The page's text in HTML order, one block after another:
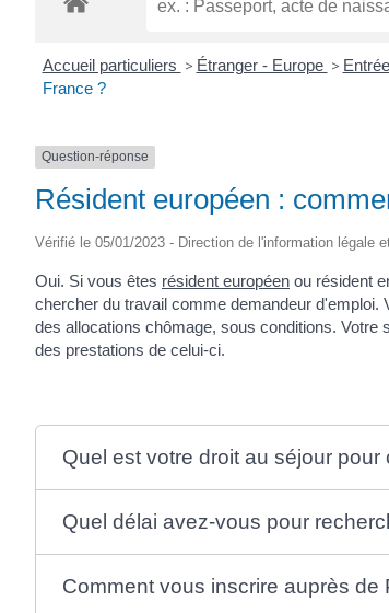
Accueil particuliers > Étranger - Europe >
France ?
Question-réponse
Résident européen :
Vérifié le 05/01/2023 - Direction de l'information légale
Oui. Si vous êtes résident européen ou résident
chercher du travail comme demandeur
des allocations chômage, sous conditions.
des prestations de celui-ci.
Quel est votre droit au séjour
Quel délai avez-vous pour
Comment vous inscrire auprès de